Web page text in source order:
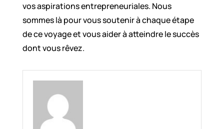
vos aspirations entrepreneuriales. Nous
sommes là pour vous soutenir à chaque étape
de ce voyage et vous aider à atteindre le succès
dont vous rêvez.